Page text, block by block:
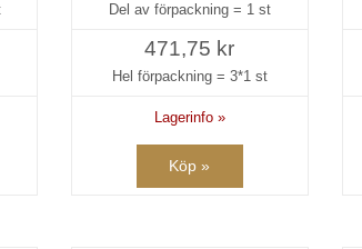
Del av förpackning = 1 st
471,75 kr
Hel förpackning = 3*1 st
Lagerinfo »
Köp »